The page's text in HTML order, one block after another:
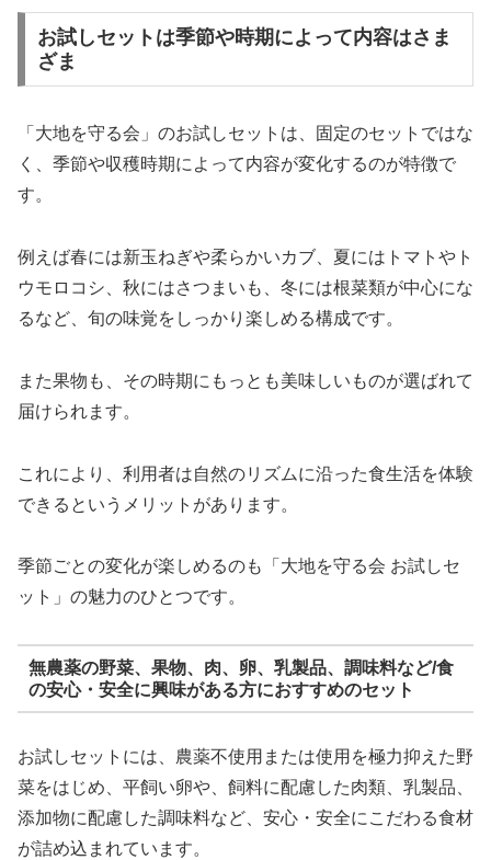
お試しセットは季節や時期によって内容はさま
ざま
「大地を守る会」のお試しセットは、固定のセットではな
く、季節や収穫時期によって内容が変化するのが特徴で
す。
例えば春には新玉ねぎや柔らかいカブ、夏にはトマトやト
ウモロコシ、秋にはさつまいも、冬には根菜類が中心にな
るなど、旬の味覚をしっかり楽しめる構成です。
また果物も、その時期にもっとも美味しいものが選ばれて
届けられます。
これにより、利用者は自然のリズムに沿った食生活を体験
できるというメリットがあります。
季節ごとの変化が楽しめるのも「大地を守る会 お試しセ
ット」の魅力のひとつです。
無農薬の野菜、果物、肉、卵、乳製品、調味料など/食
の安心・安全に興味がある方におすすめのセット
お試しセットには、農薬不使用または使用を極力抑えた野
菜をはじめ、平飼い卵や、飼料に配慮した肉類、乳製品、
添加物に配慮した調味料など、安心・安全にこだわる食材
が詰め込まれています。